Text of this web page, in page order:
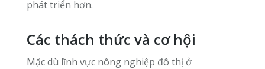
phát triển hơn.
Các thách thức và cơ hội
Mặc dù lĩnh vực nông nghiệp đô thị ở